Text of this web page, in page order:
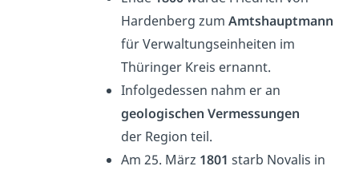
Hardenberg zumAmtshauptmann
für Verwaltungseinheiten im
Thüringer Kreis ernannt.
Infolgedessen nahm er an
geologischen Vermessungen
der Region teil.
Am 25. März 1801 starb Novalis in